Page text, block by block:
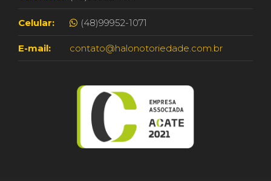
Celular: (48)99952-1071
E-mail: contato@halonotoriedade.com.br